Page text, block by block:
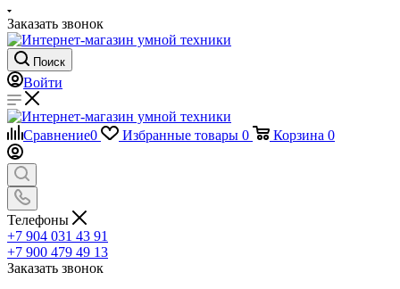
Заказать звонок
Поиск
Войти
Сравнение0 Избранные товары 0 Корзина 0
Телефоны
+7 904 031 43 91
+7 900 479 49 13
Заказать звонок